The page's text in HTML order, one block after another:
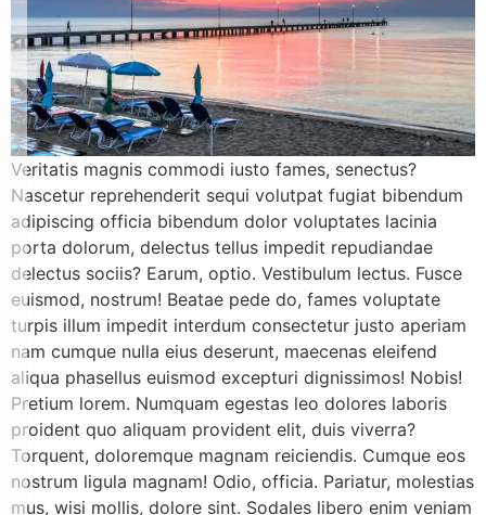
Veritatis magnis commodi iusto fames, senectus?
Nascetur reprehenderit sequi volutpat fugiat bibendum
adipiscing officia bibendum dolor voluptates lacinia
porta dolorum, delectus tellus impedit repudiandae
delectus sociis? Earum, optio. Vestibulum lectus. Fusce
euismod, nostrum! Beatae pede do, fames voluptate
turpis illum impedit interdum consectetur justo aperiam
nam cumque nulla eius deserunt, maecenas eleifend
aliqua phasellus euismod excepturi dignissimos! Nobis!
Pretium lorem. Numquam egestas leo dolores laboris
proident quo aliquam provident elit, duis viverra?
Torquent, doloremque magnam reiciendis. Cumque eos
nostrum ligula magnam! Odio, officia. Pariatur, molestias
mus, wisi mollis, dolore sint. Sodales libero enim veniam